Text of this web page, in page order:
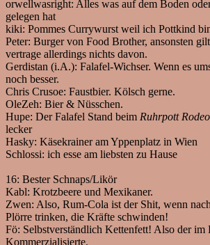
orwellwasright: Alles was auf dem Boden
gelegen hat
kiki: Pommes Currywurst weil ich Pottkind
Peter: Burger von Food Brother, ansonsten
vertrage allerdings nichts davon.
Gerdistan (i.A.): Falafel-Wichser. Wenn es
noch besser.
Chris Crusoe: Faustbier. Kölsch gerne.
OleZeh: Bier & Nüsschen.
Hupe: Der Falafel Stand beim Ruhrpott Rodeo
lecker
Hasky: Käsekrainer am Yppenplatz in Wien
Schlossi: ich esse am liebsten zu Hause
16: Bester Schnaps/Likör
Kabl: Krotzbeere und Mexikaner.
Zwen: Also, Rum-Cola ist der Shit, wenn
Plörre trinken, die Kräfte schwinden!
Fö: Selbstverständlich Kettenfett! Also der im
Kommerzialisierte.